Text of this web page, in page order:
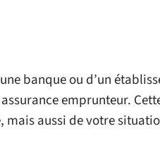
banque ou d’un
emprunteur.
mais aussi de votre